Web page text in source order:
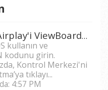
Çapraz alt ağda Airplay'i ViewBoard ekranına yansıtmak için kullanabilir miyim?
kullanın ve
kodunu girin.
Kontrol Merkezi'ni
tıklayı...
4:57 PM